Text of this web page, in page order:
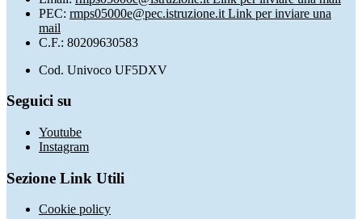
PEC: rmps05000e@pec.istruzione.it Link per inviare una
mail
C.F.: 80209630583
Cod. Univoco UF5DXV
Seguici su
Youtube
Instagram
Sezione Link Utili
Cookie policy